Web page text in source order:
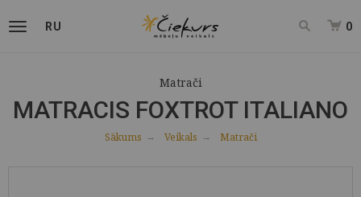
RU 0
Matrači
MATRACIS FOXTROT ITALIANO
Sākums Veikals Matrači